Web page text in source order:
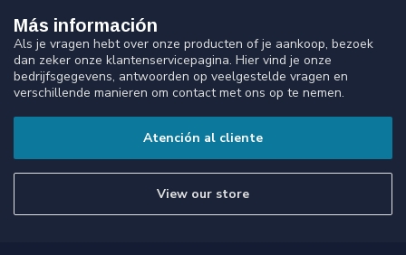
Más información
Als je vragen hebt over onze producten of je aankoop, bezoek
dan zeker onze klantenservicepagina. Hier vind je onze
bedrijfsgegevens, antwoorden op veelgestelde vragen en
verschillende manieren om contact met ons op te nemen.
Atención al cliente
View our store